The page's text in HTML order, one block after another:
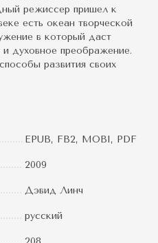
режиссер пришел к
есть океан творческой
в который даст
духовное преображение.
развития своих
EPUB, FB2, MOBI, PDF
2009
Дэвид Линч
русский